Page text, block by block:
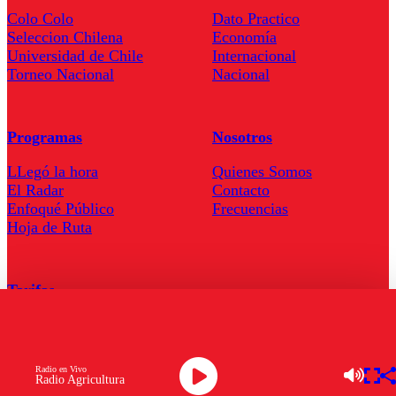
Radio Agricultura
Radio en Vivo
Colo Colo
Seleccion Chilena
Universidad de Chile
Torneo Nacional
Dato Practico
Economía
Internacional
Nacional
Programas
LLegó la hora
El Radar
Enfoqué Público
Hoja de Ruta
Nosotros
Quienes Somos
Contacto
Frecuencias
Tarifas